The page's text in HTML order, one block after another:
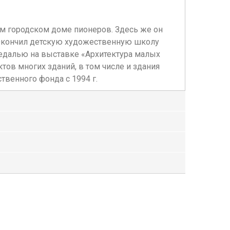
городском доме пионеров. Здесь же он
детскую художественную школу
на выставке «Архитектура малых
многих зданий, в том числе и здания
фонда с 1994 г.